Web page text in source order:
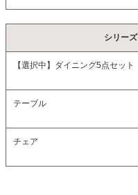
シリーズ
【選択中】 ダイニング5点セット
テーブル
チェア